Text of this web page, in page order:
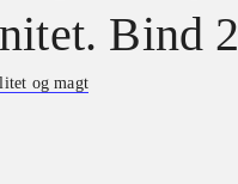
Bind 2
og magt